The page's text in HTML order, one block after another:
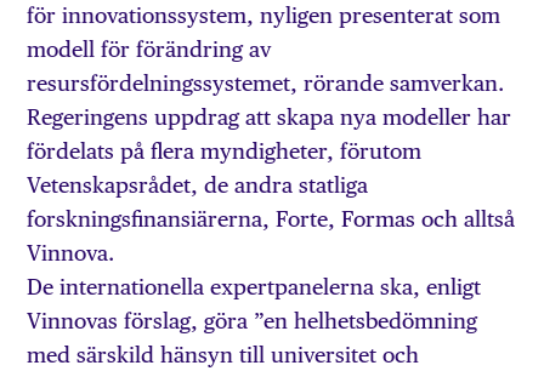
för innovationssystem, nyligen presenterat som
modell för förändring av
resursfördelningssystemet, rörande samverkan.
Regeringens uppdrag att skapa nya modeller har
fördelats på flera myndigheter, förutom
Vetenskapsrådet, de andra statliga
forskningsfinansiärerna, Forte, Formas och alltså
Vinnova.
De internationella expertpanelerna ska, enligt
Vinnovas förslag, göra ”en helhetsbedömning
med särskild hänsyn till universitet och